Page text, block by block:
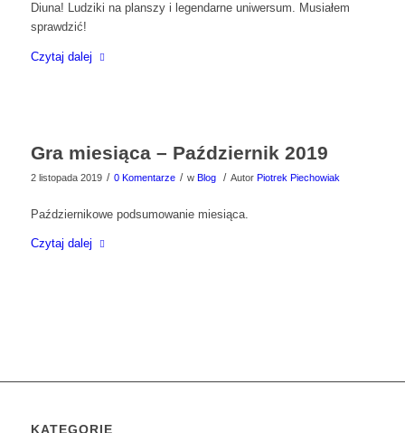
Diuna! Ludziki na planszy i legendarne uniwersum. Musiałem
sprawdzić!
Czytaj dalej
Gra miesiąca – Październik 2019
2 listopada 2019 / 0 Komentarze / w Blog / Autor Piotrek Piechowiak
Październikowe podsumowanie miesiąca.
Czytaj dalej
KATEGORIE